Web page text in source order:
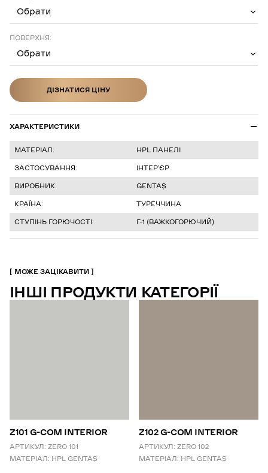
Обрати
ПОВЕРХНЯ:
Обрати
ДІЗНАТИСЯ ЦІНУ
ХАРАКТЕРИСТИКИ
МАТЕРІАЛ:
HPL ПАНЕЛІ
ЗАСТОСУВАННЯ:
ІНТЕР’ЄР
ВИРОБНИК:
GENTAŞ
КРАЇНА:
ТУРЕЧЧИНА
СТУПІНЬ ГОРЮЧОСТІ:
Г-1 (ВАЖКОГОРЮЧИЙ)
МОЖЕ ЗАЦІКАВИТИ
ІНШІ ПРОДУКТИ КАТЕГОРІЇ
Z101 G-COM INTERIOR
АРТИКУЛ: ZERO 101
МАТЕРІАЛ: HPL GENTAŞ
Z102 G-COM INTERIOR
АРТИКУЛ: ZERO 102
МАТЕРІАЛ: HPL GENTAŞ